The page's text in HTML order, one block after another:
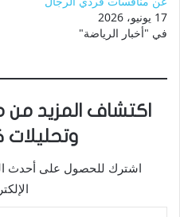
17 يونيو، 2026
في "أخبار الرياضة"
اكتشاف المزيد من
وتحليلات
اشترك للحصول على أحدث
كتابة بريدك الإلكتروني...